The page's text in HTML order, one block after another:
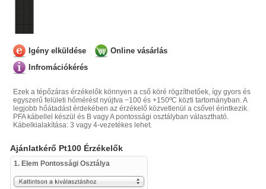
Igény elküldése
Online vásárlás
Infromációkérés
Ezek a tépőzáras érzékelők könnyen a cső köré rögzíthetőek, így gyors és
egyszerű felületi hőmérést nyújtva −100 és +150ºC közti tartományban. A
legjobb hőátadást érdekében az érzékelő közvetlenül a csővel érintkezik.
PFA kábellel készül és B vagy A pontossági osztályban választható.
Kábelkialakítása: 3 vagy 4-vezetékes lehet.
Ajánlatkérő Pt100 Érzékelők
1. Elem Pontossági Osztálya